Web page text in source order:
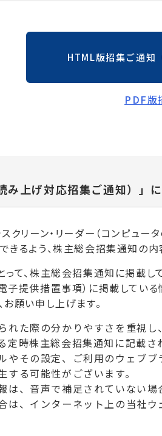
HTML版招集ご通知
PDF版
み上げ対応招集ご通知）」
クリーン・リーダー（コンピュ
きるよう、株主総会招集通知の内
って、株主総会招集通知に掲載
子提供措置事項）に掲載してい
願い申し上げます。
れた際の分かりやすさを重視
定時株主総会招集通知に記載さ
やその設定、ご利用のウェブ
る可能性がございます。
は、音声で補足されていない場
は、インターネット上の当社ウ